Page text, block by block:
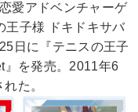
愛アドベンチャーゲ
王子様 ドキドキサバ
日に『テニスの王子
』を発売。2011年6
た。